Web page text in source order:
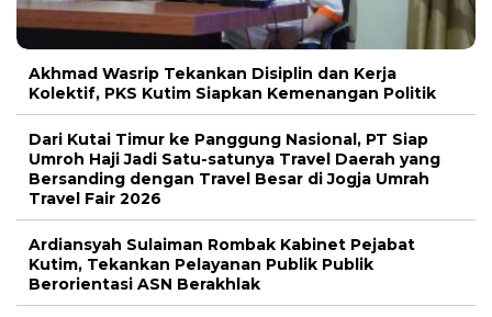
Akhmad Wasrip Tekankan Disiplin dan Kerja
Kolektif, PKS Kutim Siapkan Kemenangan Politik
Dari Kutai Timur ke Panggung Nasional, PT Siap
Umroh Haji Jadi Satu-satunya Travel Daerah yang
Bersanding dengan Travel Besar di Jogja Umrah
Travel Fair 2026
Ardiansyah Sulaiman Rombak Kabinet Pejabat
Kutim, Tekankan Pelayanan Publik Publik
Berorientasi ASN Berakhlak